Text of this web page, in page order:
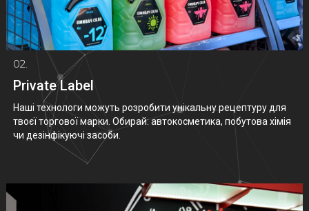
02.
Private Label
Наші технологи можуть розробити унікальну рецептуру для
твоєї торгової марки. Обирай: автокосметика, побутова хімія
чи дезінфікуючі засоби.